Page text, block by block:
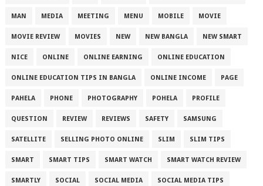
MAN MEDIA MEETING MENU MOBILE MOVIE
MOVIE REVIEW MOVIES NEW NEW BANGLA NEW SMART
NICE ONLINE ONLINE EARNING ONLINE EDUCATION
ONLINE EDUCATION TIPS IN BANGLA ONLINE INCOME PAGE
PAHELA PHONE PHOTOGRAPHY POHELA PROFILE
QUESTION REVIEW REVIEWS SAFETY SAMSUNG
SATELLITE SELLING PHOTO ONLINE SLIM SLIM TIPS
SMART SMART TIPS SMART WATCH SMART WATCH REVIEW
SMARTLY SOCIAL SOCIAL MEDIA SOCIAL MEDIA TIPS